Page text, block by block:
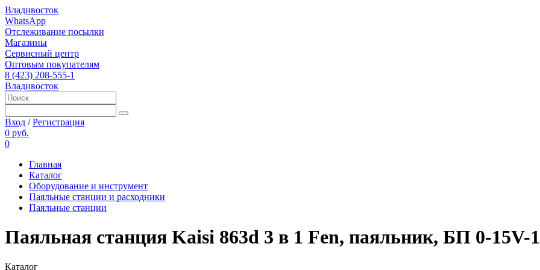
Владивосток
WhatsApp
Отслеживание посылки
Магазины
Сервисный центр
Оптовым покупателям
8 (423) 208-555-1
Владивосток
Вход /Регистрация
0 руб.
0
Главная
Каталог
Оборудование и инструмент
Паяльные станции и расходники
Паяльные станции
Паяльная станция Kaisi 863d 3 в 1 Fen, паяльник, БП 0-15V-
Каталог